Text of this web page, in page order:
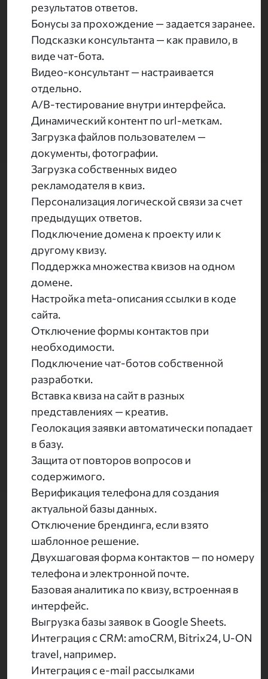
результатов ответов.
Бонусы за прохождение — задается заранее.
Подсказки консультанта — как правило, в
виде чат-бота.
Видео-консультант — настраивается
отдельно.
А/B-тестирование внутри интерфейса.
Динамический контент по url-меткам.
Загрузка файлов пользователем —
документы, фотографии.
Загрузка собственных видео
рекламодателя в квиз.
Персонализация логической связи за счет
предыдущих ответов.
Подключение домена к проекту или к
другому квизу.
Поддержка множества квизов на одном
домене.
Настройка meta-описания ссылки в коде
сайта.
Отключение формы контактов при
необходимости.
Подключение чат-ботов собственной
разработки.
Вставка квиза на сайт в разных
представлениях — креатив.
Геолокация заявки автоматически попадает
в базу.
Защита от повторов вопросов и
содержимого.
Верификация телефона для создания
актуальной базы данных.
Отключение брендинга, если взято
шаблонное решение.
Двухшаговая форма контактов — по номеру
телефона и электронной почте.
Базовая аналитика по квизу, встроенная в
интерфейс.
Выгрузка базы заявок в Google Sheets.
Интеграция с CRM: amoCRM, Bitrix24, U-ON
travel, например.
Интеграция с e-mail рассылками